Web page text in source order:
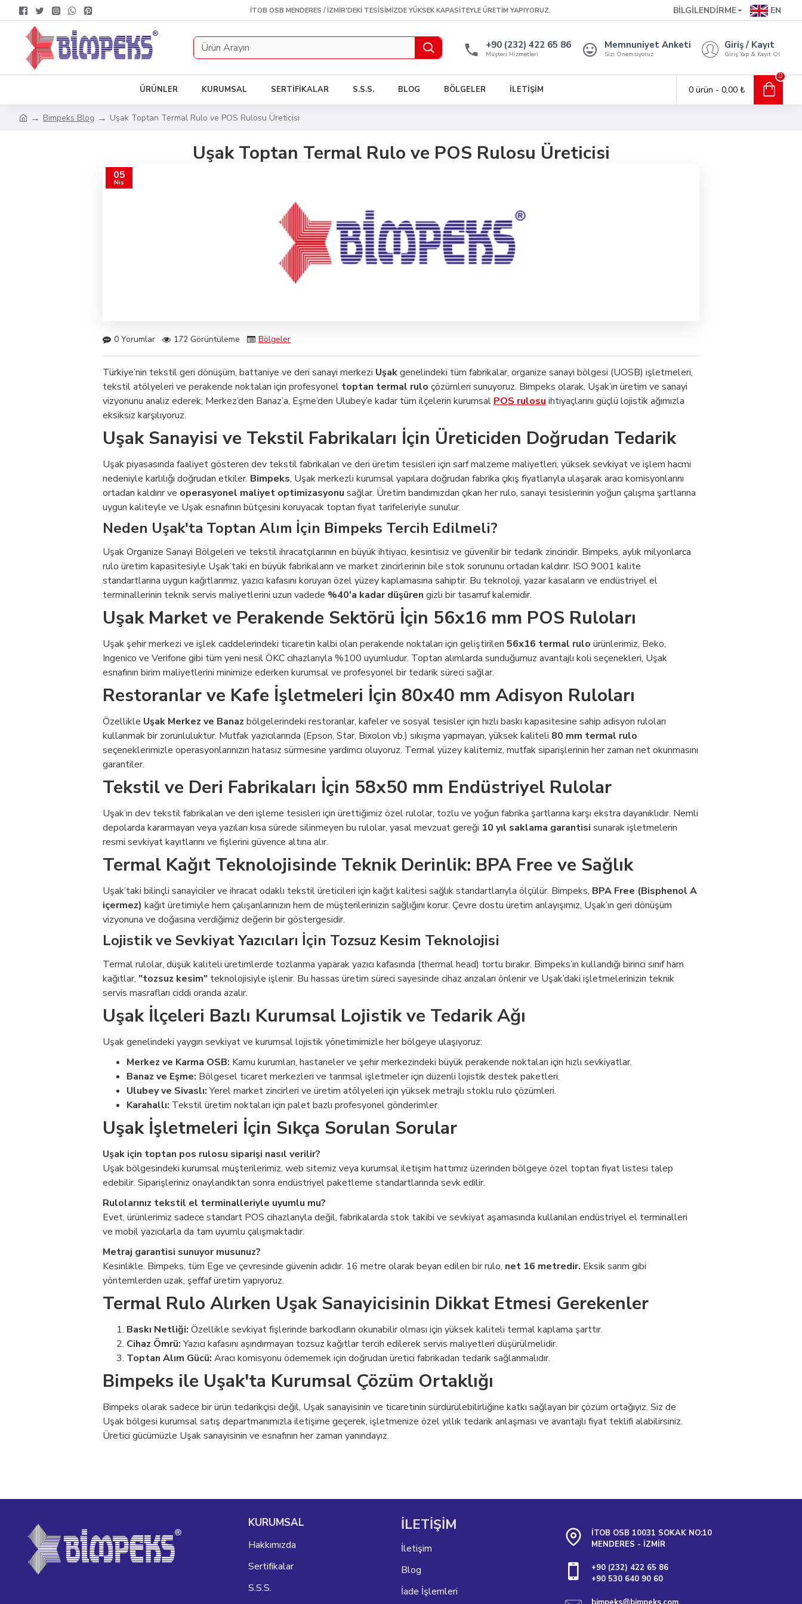
İTOB OSB MENDERES / İZMIR'DEKI TESISIMIZDE YÜKSEK KAPASITEYLE ÜRETIM YAPIYORUZ. BILGILENDIRME EN
+90 (232) 422 65 86
Müşteri Hizmetleri
Memnuniyet Anketi
Sizi Önemsiyoruz
Giriş / Kayıt
Giriş Yap & Kayıt Ol
ÜRÜNLER KURUMSAL SERTİFİKALAR S.S.S. BLOG BÖLGELER İLETİŞİM 0 ürün - 0,00 ₺
0
Bimpeks Blog Uşak Toptan Termal Rulo ve POS Rulosu Üreticisi
Uşak Toptan Termal Rulo ve POS Rulosu Üreticisi
05
Nis
0 Yorumlar 172 Görüntüleme Bölgeler
Türkiye’nin tekstil geri dönüşüm, battaniye ve deri sanayi merkezi Uşakgenelindeki tüm fabrikalar, organize sanayi bölgesi (UOSB) işletmeleri,
tekstil atölyeleri ve perakende noktaları için profesyonel toptan termal rulo çözümleri sunuyoruz. Bimpeks olarak, Uşak’ın üretim ve sanayi
vizyonunu analiz ederek; Merkez’den Banaz’a, Eşme’den Ulubey’e kadar tüm ilçelerin kurumsal POS rulosu ihtiyaçlarını güçlü lojistik ağımızla
eksiksiz karşılıyoruz.
Uşak Sanayisi ve Tekstil Fabrikaları İçin Üreticiden Doğrudan Tedarik
Uşak piyasasında faaliyet gösteren dev tekstil fabrikaları ve deri üretim tesisleri için sarf malzeme maliyetleri, yüksek sevkiyat ve işlem hacmi
nedeniyle karlılığı doğrudan etkiler. Bimpeks, Uşak merkezli kurumsal yapılara doğrudan fabrika çıkış fiyatlarıyla ulaşarak aracı komisyonlarını
ortadan kaldırır ve operasyonel maliyet optimizasyonu sağlar. Üretim bandımızdan çıkan her rulo, sanayi tesislerinin yoğun çalışma şartlarına
uygun kaliteyle ve Uşak esnafının bütçesini koruyacak toptan fiyat tarifeleriyle sunulur.
Neden Uşak'ta Toptan Alım İçin Bimpeks Tercih Edilmeli?
Uşak Organize Sanayi Bölgeleri ve tekstil ihracatçılarının en büyük ihtiyacı, kesintisiz ve güvenilir bir tedarik zinciridir. Bimpeks, aylık milyonlarca
rulo üretim kapasitesiyle Uşak’taki en büyük fabrikaların ve market zincirlerinin bile stok sorununu ortadan kaldırır. ISO 9001 kalite
standartlarına uygun kağıtlarımız, yazıcı kafasını koruyan özel yüzey kaplamasına sahiptir. Bu teknoloji, yazar kasaların ve endüstriyel el
terminallerinin teknik servis maliyetlerini uzun vadede %40'a kadar düşüren gizli bir tasarruf kalemidir.
Uşak Market ve Perakende Sektörü İçin 56x16 mm POS Ruloları
Uşak şehir merkezi ve işlek caddelerindeki ticaretin kalbi olan perakende noktaları için geliştirilen 56x16 termal rulo ürünlerimiz, Beko,
Ingenico ve Verifone gibi tüm yeni nesil ÖKC cihazlarıyla %100 uyumludur. Toptan alımlarda sunduğumuz avantajlı koli seçenekleri, Uşak
esnafının birim maliyetlerini minimize ederken kurumsal ve profesyonel bir tedarik süreci sağlar.
Restoranlar ve Kafe İşletmeleri İçin 80x40 mm Adisyon Ruloları
Özellikle Uşak Merkez ve Banaz bölgelerindeki restoranlar, kafeler ve sosyal tesisler için hızlı baskı kapasitesine sahip adisyon ruloları
kullanmak bir zorunluluktur. Mutfak yazıcılarında (Epson, Star, Bixolon vb.) sıkışma yapmayan, yüksek kaliteli 80 mm termal rulo
seçeneklerimizle operasyonlarınızın hatasız sürmesine yardımcı oluyoruz. Termal yüzey kalitemiz, mutfak siparişlerinin her zaman net okunmasını
garantiler.
Tekstil ve Deri Fabrikaları İçin 58x50 mm Endüstriyel Rulolar
Uşak’ın dev tekstil fabrikaları ve deri işleme tesisleri için ürettiğimiz özel rulolar, tozlu ve yoğun fabrika şartlarına karşı ekstra dayanıklıdır. Nemli
depolarda kararmayan veya yazıları kısa sürede silinmeyen bu rulolar, yasal mevzuat gereği 10 yıl saklama garantisi sunarak işletmelerin
resmi sevkiyat kayıtlarını ve fişlerini güvence altına alır.
Termal Kağıt Teknolojisinde Teknik Derinlik: BPA Free ve Sağlık
Uşak’taki bilinçli sanayiciler ve ihracat odaklı tekstil üreticileri için kağıt kalitesi sağlık standartlarıyla ölçülür. Bimpeks, BPA Free (Bisphenol A
içermez) kağıt üretimiyle hem çalışanlarınızın hem de müşterilerinizin sağlığını korur. Çevre dostu üretim anlayışımız, Uşak’ın geri dönüşüm
vizyonuna ve doğasına verdiğimiz değerin bir göstergesidir.
Lojistik ve Sevkiyat Yazıcıları İçin Tozsuz Kesim Teknolojisi
Termal rulolar, düşük kaliteli üretimlerde tozlanma yaparak yazıcı kafasında (thermal head) tortu bırakır. Bimpeks’in kullandığı birinci sınıf ham
kağıtlar, "tozsuz kesim" teknolojisiyle işlenir. Bu hassas üretim süreci sayesinde cihaz arızaları önlenir ve Uşak’daki işletmelerinizin teknik
servis masrafları ciddi oranda azalır.
Uşak İlçeleri Bazlı Kurumsal Lojistik ve Tedarik Ağı
Uşak genelindeki yaygın sevkiyat ve kurumsal lojistik yönetimimizle her bölgeye ulaşıyoruz:
Merkez ve Karma OSB: Kamu kurumları, hastaneler ve şehir merkezindeki büyük perakende noktaları için hızlı sevkiyatlar.
Banaz ve Eşme: Bölgesel ticaret merkezleri ve tarımsal işletmeler için düzenli lojistik destek paketleri.
Ulubey ve Sivaslı:Yerel market zincirleri ve üretim atölyeleri için yüksek metrajlı stoklu rulo çözümleri.
Karahallı: Tekstil üretim noktaları için palet bazlı profesyonel gönderimler.
Uşak İşletmeleri İçin Sıkça Sorulan Sorular
Uşak için toptan pos rulosu siparişi nasıl verilir?
Uşak bölgesindeki kurumsal müşterilerimiz, web sitemiz veya kurumsal iletişim hattımız üzerinden bölgeye özel toptan fiyat listesi talep
edebilir. Siparişleriniz onaylandıktan sonra endüstriyel paketleme standartlarında sevk edilir.
Rulolarınız tekstil el terminalleriyle uyumlu mu?
Evet, ürünlerimiz sadece standart POS cihazlarıyla değil, fabrikalarda stok takibi ve sevkiyat aşamasında kullanılan endüstriyel el terminalleri
ve mobil yazıcılarla da tam uyumlu çalışmaktadır.
Metraj garantisi sunuyor musunuz?
Kesinlikle. Bimpeks, tüm Ege ve çevresinde güvenin adıdır. 16 metre olarak beyan edilen bir rulo, net 16 metredir. Eksik sarım gibi
yöntemlerden uzak, şeffaf üretim yapıyoruz.
Termal Rulo Alırken Uşak Sanayicisinin Dikkat Etmesi Gerekenler
Baskı Netliği: Özellikle sevkiyat fişlerinde barkodların okunabilir olması için yüksek kaliteli termal kaplama şarttır.
Cihaz Ömrü:Yazıcı kafasını aşındırmayan tozsuz kağıtlar tercih edilerek servis maliyetleri düşürülmelidir.
Toptan Alım Gücü: Aracı komisyonu ödememek için doğrudan üretici fabrikadan tedarik sağlanmalıdır.
Bimpeks ile Uşak'ta Kurumsal Çözüm Ortaklığı
Bimpeks olarak sadece bir ürün tedarikçisi değil, Uşak sanayisinin ve ticaretinin sürdürülebilirliğine katkı sağlayan bir çözüm ortağıyız. Siz de
Uşak bölgesi kurumsal satış departmanımızla iletişime geçerek, işletmenize özel yıllık tedarik anlaşması ve avantajlı fiyat teklifi alabilirsiniz.
Üretici gücümüzle Uşak sanayisinin ve esnafının her zaman yanındayız.
KURUMSAL
Hakkımızda
Sertifikalar
S.S.S.
İLETİŞİM
İletişim
Blog
İade İşlemleri
İTOB OSB 10031 SOKAK NO:10
MENDERES - İZMİR
+90 (232) 422 65 86
+90 530 640 90 60